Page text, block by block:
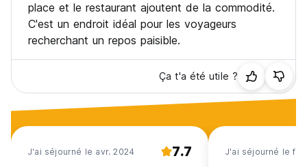
place et le restaurant ajoutent de la commodité.
C'est un endroit idéal pour les voyageurs
recherchant un repos paisible.
Ça t'a été utile ?
J'ai séjourné le avr. 2024 7.7 J'ai séjourné le